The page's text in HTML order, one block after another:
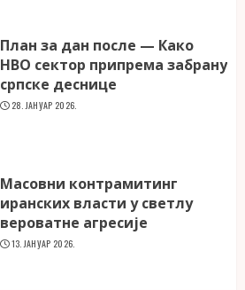
План за дан после — Како
НВО сектор припрема забрану
српске деснице
28. ЈАНУАР 2026.
Масовни контрамитинг
иранских власти у светлу
вероватне агресије
13. ЈАНУАР 2026.